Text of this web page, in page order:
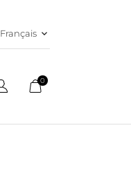
Français keyboard_arrow_down
0